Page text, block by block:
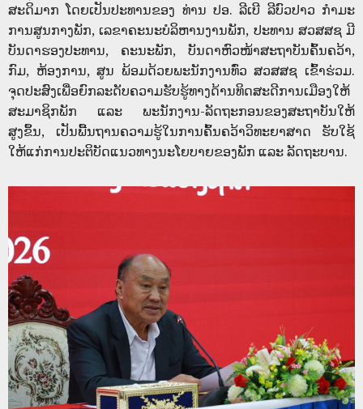
ສະດິມາກ ໂດຍເປັນປະທານຂອງ ທ່ານ ປອ. ລີເບີ ລີບົວປາວ ກໍາມະ
ການສູນກາງພັກ, ເລຂາຄະນະບໍລິຫານງານພັກ, ປະທານ ສວສສຊ ມີ
ບັນດາຮອງປະທານ, ຄະນະພັກ, ບັນດາຫົວໜ້າສະຖາບັນຄົ້ນຄວ້າ,
ກົມ, ຫ້ອງການ, ສູນ ພ້ອມດ້ວຍພະນັກງານທົ່ວ ສວສສຊ ເຂົ້າຮ່ວມ.
ຈຸດປະສົງເພື່ອຍົກລະດັບຄວາມຮັບຮູ້ທາງດ້ານທິດສະດີການເມືອງໃຫ້
ສະມາຊິກພັກ ແລະ ພະນັກງານ-ລັດຖະກອນຂອງສະຖາບັນໃຫ້
ສູງຂຶ້ນ, ເປັນພື້ນຖານຄວາມຮູ້ໃນການຄົ້ນຄວ້າວິທະຍາສາດ ຮັບໃຊ້
ໃຫ້ແກ່ການປະຕິບັດແນວທາງນະໂຍບາຍຂອງພັກ ແລະ ລັດຖະບານ.